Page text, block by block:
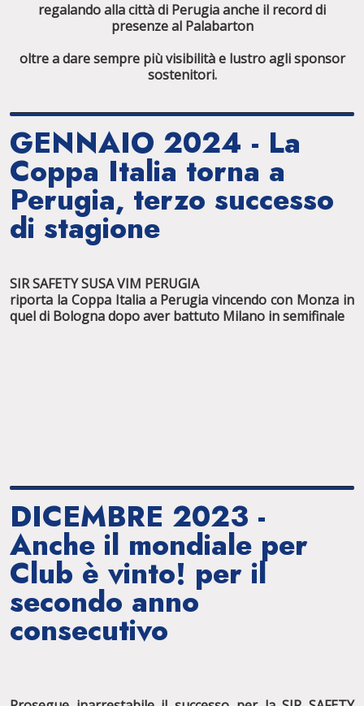
regalando alla città di Perugia anche il record di
presenze al Palabarton
oltre a dare sempre più visibilità e lustro agli sponsor
sostenitori.
GENNAIO 2024 - La
Coppa Italia torna a
Perugia, terzo successo
di stagione
SIR SAFETY SUSA VIM PERUGIA
riporta la Coppa Italia a Perugia vincendo con Monza in
quel di Bologna dopo aver battuto Milano in semifinale
DICEMBRE 2023 -
Anche il mondiale per
Club è vinto! per il
secondo anno
consecutivo